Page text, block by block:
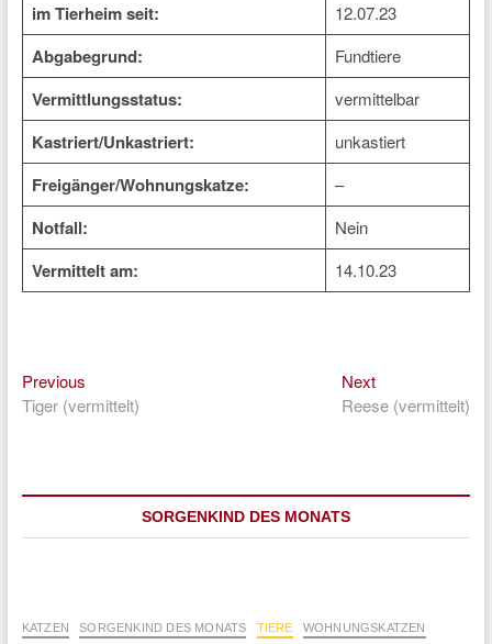
im Tierheim seit: 12.07.23
Abgabegrund: Fundtiere
Vermittlungsstatus: vermittelbar
Kastriert/Unkastriert: unkastiert
Freigänger/Wohnungskatze: –
Notfall: Nein
Vermittelt am: 14.10.23
Beitragsnavigation
PreviousPrevious
post:
Tiger (vermittelt)
NextNext
post:
Reese (vermittelt)
SORGENKIND DES MONATS
KATZEN SORGENKIND DES MONATS TIERE WOHNUNGSKATZEN